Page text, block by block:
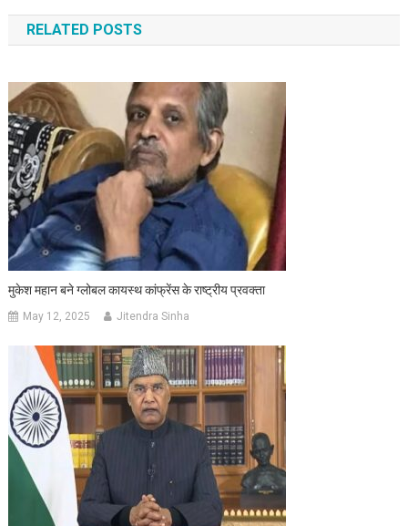
RELATED POSTS
मुकेश महान बने ग्लोबल कायस्थ कांफ्रेंस के राष्ट्रीय प्रवक्ता
May 12, 2025 Jitendra Sinha